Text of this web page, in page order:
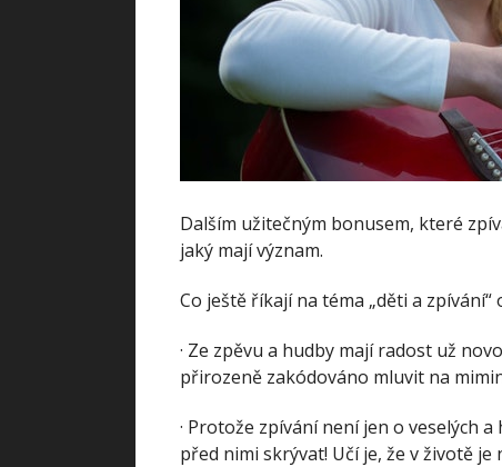
Dalším užitečným bonusem, které
jaký mají význam.
Co ještě říkají na téma „děti a zpívání“
· Ze zpěvu a hudby mají radost už
přirozeně zakódováno mluvit na
· Protože zpívání není jen o veselých
před nimi skrývat! Učí je, že v životě